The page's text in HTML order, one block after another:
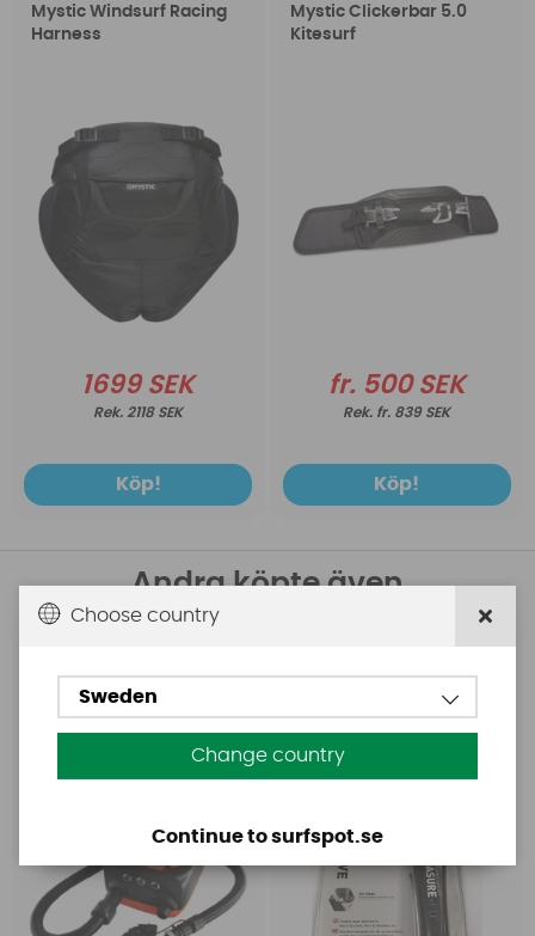
Mystic Windsurf Racing
Harness
1699 SEK
2118 SEK
Köp!
Mystic Clickerbar 5.0
Kitesurf
fr. 500 SEK
fr. 839 SEK
Köp!
Andra köpte även
Base Rechargeable
SUP Pump
Aquasure FD
Choose country
Sweden
Change country
Continue to surfspot.se